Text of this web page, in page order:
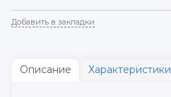
Добавить в закладки
Описание Характеристики